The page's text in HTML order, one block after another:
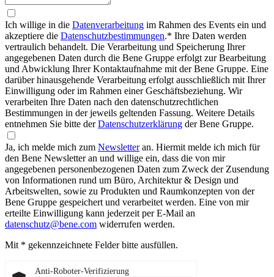
Ich willige in die Datenverarbeitung im Rahmen des Events ein und
akzeptiere die Datenschutzbestimmungen.* Ihre Daten werden
vertraulich behandelt. Die Verarbeitung und Speicherung Ihrer
angegebenen Daten durch die Bene Gruppe erfolgt zur Bearbeitung
und Abwicklung Ihrer Kontaktaufnahme mit der Bene Gruppe. Eine
darüber hinausgehende Verarbeitung erfolgt ausschließlich mit Ihrer
Einwilligung oder im Rahmen einer Geschäftsbeziehung. Wir
verarbeiten Ihre Daten nach den datenschutzrechtlichen
Bestimmungen in der jeweils geltenden Fassung. Weitere Details
entnehmen Sie bitte derDatenschutzerklärung der Bene Gruppe.
Ja, ich melde mich zum Newsletteran. Hiermit melde ich mich für
den Bene Newsletter an und willige ein, dass die von mir
angegebenen personenbezogenen Daten zum Zweck der Zusendung
von Informationen rund um Büro, Architektur & Design und
Arbeitswelten, sowie zu Produkten und Raumkonzepten von der
Bene Gruppe gespeichert und verarbeitet werden. Eine von mir
erteilte Einwilligung kann jederzeit per E-Mail an
datenschutz@bene.com widerrufen werden.
Mit * gekennzeichnete Felder bitte ausfüllen.
Anti-Roboter-Verifizierung